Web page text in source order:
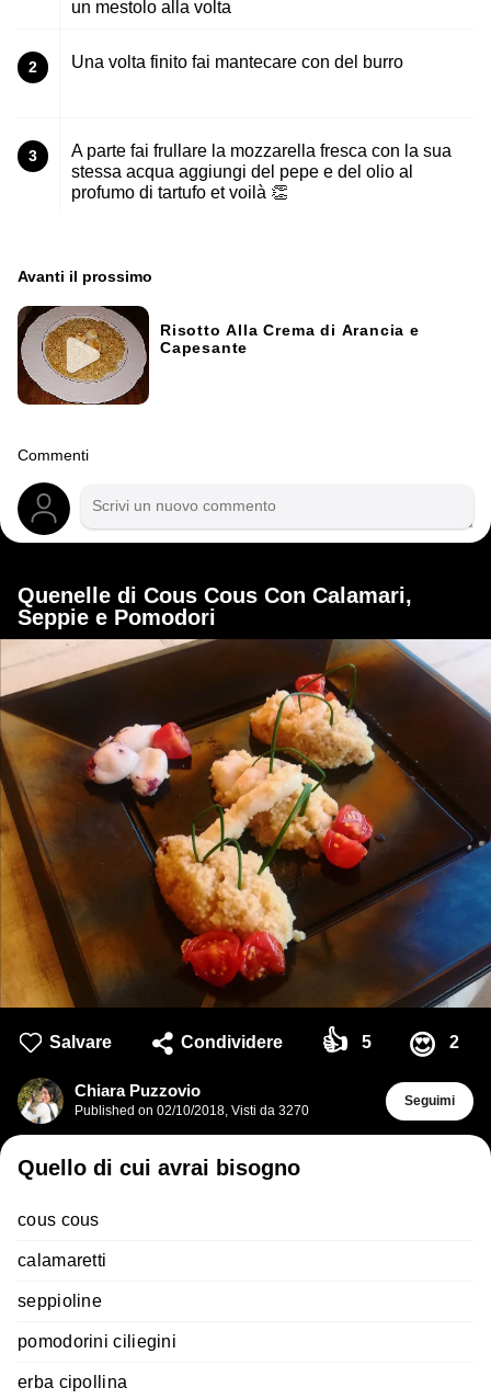
un mestolo alla volta
2 Una volta finito fai mantecare con del burro
3
A parte fai frullare la mozzarella fresca con la sua
stessa acqua aggiungi del pepe e del olio al
profumo di tartufo et voilà 👏
Avanti il ​​prossimo
Risotto Alla Crema di Arancia e
Capesante
Commenti
Quenelle di Cous Cous Con Calamari,
Seppie e Pomodori
Salvare Condividere 👍 5 😍 2
Chiara Puzzovio
Published on 02/10/2018, Visti da 3270
Seguimi
Quello di cui avrai bisogno
cous cous
calamaretti
seppioline
pomodorini ciliegini
erba cipollina